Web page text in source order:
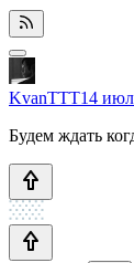
KvanTTT14
Будем ждать